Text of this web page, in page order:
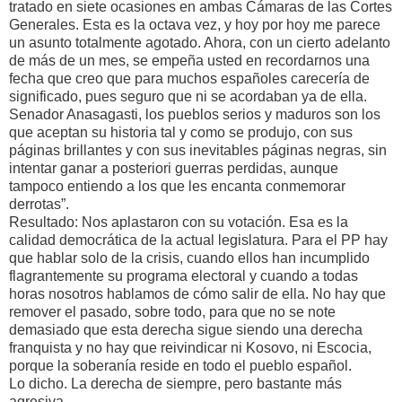
tratado en siete ocasiones en ambas Cámaras de las Cortes
Generales. Esta es la octava vez, y hoy por hoy me parece
un asunto totalmente agotado. Ahora, con un cierto adelanto
de más de un mes, se empeña usted en recordarnos una
fecha que creo que para muchos españoles carecería de
significado, pues seguro que ni se acordaban ya de ella.
Senador Anasagasti, los pueblos serios y maduros son los
que aceptan su historia tal y como se produjo, con sus
páginas brillantes y con sus inevitables páginas negras, sin
intentar ganar a posteriori guerras perdidas, aunque
tampoco entiendo a los que les encanta conmemorar
derrotas”.
Resultado: Nos aplastaron con su votación. Esa es la
calidad democrática de la actual legislatura. Para el PP hay
que hablar solo de la crisis, cuando ellos han incumplido
flagrantemente su programa electoral y cuando a todas
horas nosotros hablamos de cómo salir de ella. No hay que
remover el pasado, sobre todo, para que no se note
demasiado que esta derecha sigue siendo una derecha
franquista y no hay que reivindicar ni Kosovo, ni Escocia,
porque la soberanía reside en todo el pueblo español.
Lo dicho. La derecha de siempre, pero bastante más